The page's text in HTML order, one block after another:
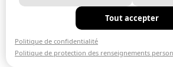
Tout accepter
Politique de confidentialité
Politique de protection des renseignements